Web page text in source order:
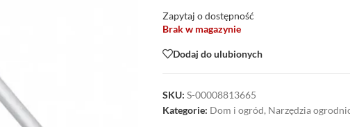
Zapytaj o dostępność
Brak w magazynie
Dodaj do ulubionych
SKU: S-00008813665
Kategorie: Dom i ogród, Narzędzia